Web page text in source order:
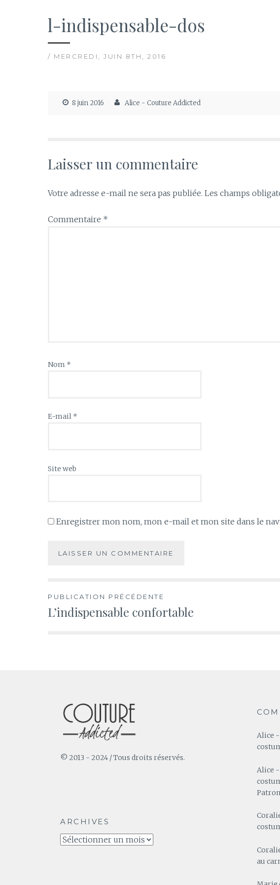
l-indispensable-dos
/ MERCREDI, JUIN 8TH, 2016
8 juin 2016 Alice - Couture Addicted
Laisser un commentaire
Votre adresse e-mail ne sera pas publiée. Les champs
Commentaire *
Nom *
E-mail *
Site web
Enregistrer mon nom, mon e-mail et mon site dans le
Navigation
PUBLICATION PRÉCÉDENTE
L’indispensable confortable
© 2013 - 2024 / Tous droits réservés.
ARCHIVES
Archives
Alice
Alice
au